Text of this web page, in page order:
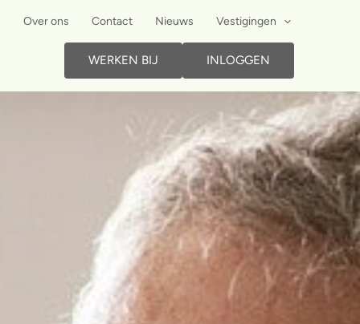
Over ons Contact Nieuws Vestigingen
WERKEN BIJ INLOGGEN